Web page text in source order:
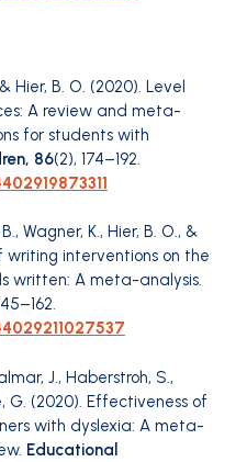
Hier, B. O. (2020). Level
A review and meta-
for students with
86(2), 174–192.
Wagner, K., Hier, B. O., &
writing interventions on the
written: A meta-analysis.
J., Haberstroh, S.,
G. (2020). Effectiveness of
with dyslexia: A meta-
Educational